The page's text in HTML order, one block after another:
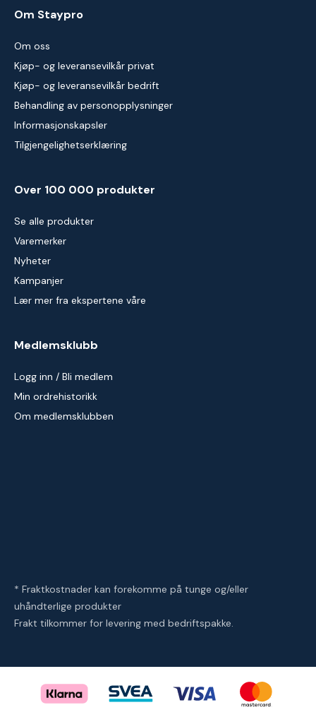
Om Staypro
Om oss
Kjøp- og leveransevilkår privat
Kjøp- og leveransevilkår bedrift
Behandling av personopplysninger
Informasjonskapsler
Tilgjengelighetserklæring
Over 100 000 produkter
Se alle produkter
Varemerker
Nyheter
Kampanjer
Lær mer fra ekspertene våre
Medlemsklubb
Logg inn / Bli medlem
Min ordrehistorikk
Om medlemsklubben
* Fraktkostnader kan forekomme på tunge og/eller
uhåndterlige produkter
Frakt tilkommer for levering med bedriftspakke.